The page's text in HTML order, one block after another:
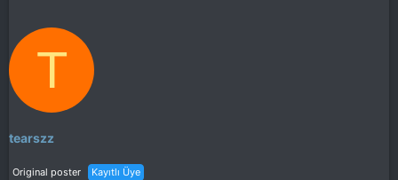
T
tearszz
Original poster Kayıtlı Üye